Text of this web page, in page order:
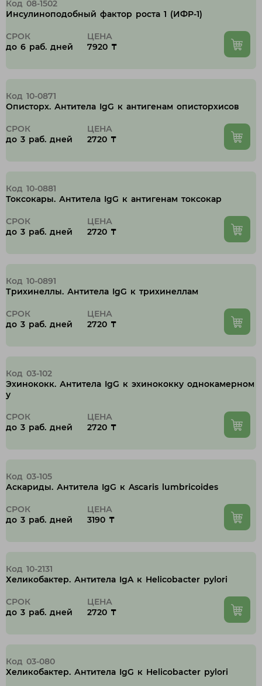
Код 08-1502
Инсулиноподобный фактор роста 1 (ИФР-1)
СРОК
до 6 раб. дней
ЦЕНА
7920 ₸
Код 10-0871
Описторх. Антитела IgG к антигенам описторхисов
СРОК
до 3 раб. дней
ЦЕНА
2720 ₸
Код 10-0881
Токсокары. Антитела IgG к антигенам токсокар
СРОК
до 3 раб. дней
ЦЕНА
2720 ₸
Код 10-0891
Трихинеллы. Антитела IgG к трихинеллам
СРОК
до 3 раб. дней
ЦЕНА
2720 ₸
Код 03-102
Эхинококк. Антитела IgG к эхинококку однокамерном
у
СРОК
до 3 раб. дней
ЦЕНА
2720 ₸
Код 03-105
Аскариды. Антитела IgG к Ascaris lumbricoides
СРОК
до 3 раб. дней
ЦЕНА
3190 ₸
Код 10-2131
Хеликобактер. Антитела IgA к Helicobacter pylori
СРОК
до 3 раб. дней
ЦЕНА
2720 ₸
Код 03-080
Хеликобактер. Антитела IgG к Helicobacter pylori